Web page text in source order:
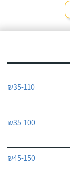
₪35-110
₪35-100
₪45-150